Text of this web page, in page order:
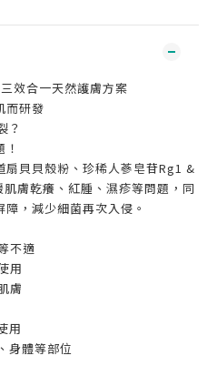
效合一天然護膚方案
而研發
？
貝貝殼粉、珍稀人蔘皂苷Rg1 &
膚乾癢、紅腫、濕疹等問題，同
，減少細菌再次入侵。
不適
用
膚
用
身體等部位